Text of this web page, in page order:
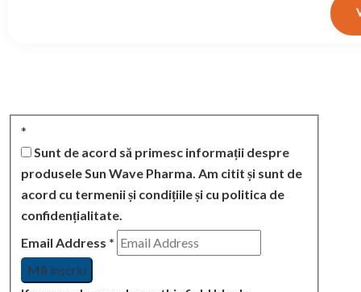
*
Sunt de acord să primesc informații despre
produsele Sun Wave Pharma. Am citit și sunt de
acord cu termenii și condițiile și cu politica de
confidențialitate.
Email Address *